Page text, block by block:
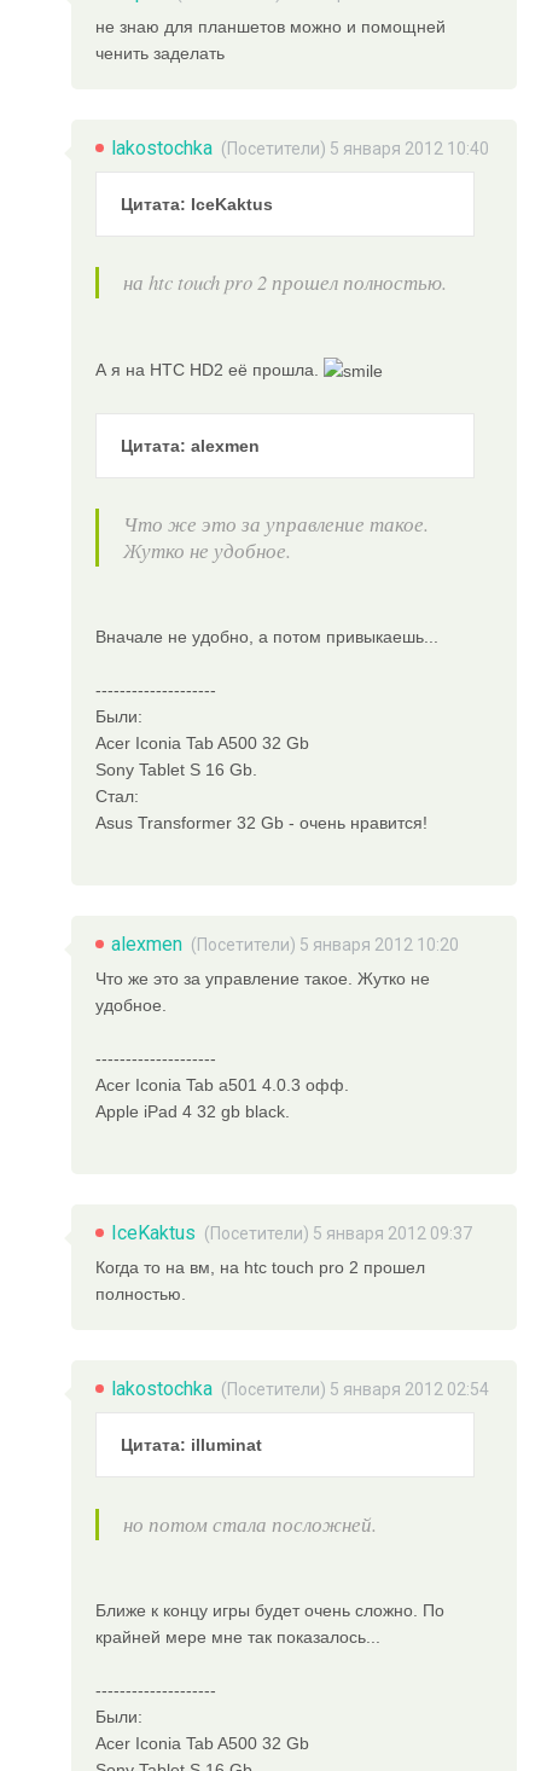
не знаю для планшетов можно и помощней
ченить заделать
lakostochka (Посетители) 5 января 2012 10:40
Цитата: IceKaktus
на htc touch pro 2 прошел полностью.
А я на HTC HD2 её прошла.
Цитата: alexmen
Что же это за управление такое.
Жутко не удобное.
Вначале не удобно, а потом привыкаешь...
--------------------
Были:
Acer Iconia Tab A500 32 Gb
Sony Tablet S 16 Gb.
Стал:
Asus Transformer 32 Gb - очень нравится!
alexmen (Посетители) 5 января 2012 10:20
Что же это за управление такое. Жутко не
удобное.
--------------------
Acer Iconia Tab a501 4.0.3 офф.
Apple iPad 4 32 gb black.
IceKaktus (Посетители) 5 января 2012 09:37
Когда то на вм, на htc touch pro 2 прошел
полностью.
lakostochka (Посетители) 5 января 2012 02:54
Цитата: illuminat
но потом стала посложней.
Ближе к концу игры будет очень сложно. По
крайней мере мне так показалось...
--------------------
Были:
Acer Iconia Tab A500 32 Gb